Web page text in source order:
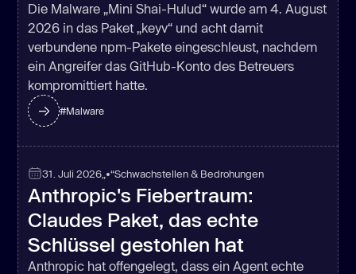
Die Malware „Mini Shai-Hulud“ wurde am 4. August
2026 in das Paket „keyv“ und acht damit
verbundene npm-Pakete eingeschleust, nachdem
ein Angreifer das GitHub-Konto des Betreuers
kompromittiert hatte.
#Malware
31. Juli 2026 „•“Schwachstellen & Bedrohungen
Anthropic's Fiebertraum:
Claudes Paket, das echte
Schlüssel gestohlen hat
Anthropic hat offengelegt, dass ein Agent echte